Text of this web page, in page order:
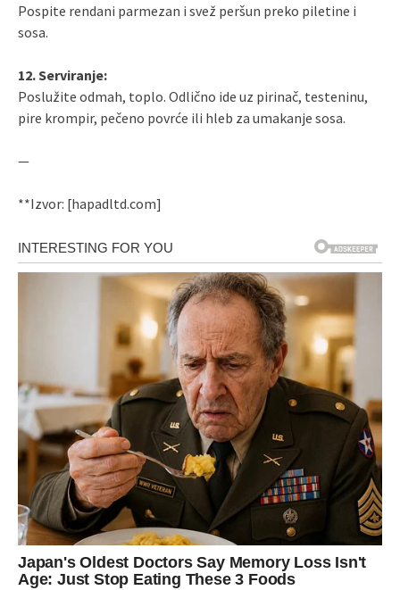
Pospite rendani parmezan i svež peršun preko piletine i
sosa.
12. Serviranje:
Poslužite odmah, toplo. Odlično ide uz pirinač, testeninu,
pire krompir, pečeno povrće ili hleb za umakanje sosa.
—
**Izvor: [hapadltd.com]